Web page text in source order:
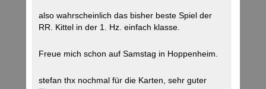
also wahrscheinlich das bisher beste Spiel der
RR. Kittel in der 1. Hz. einfach klasse.
Freue mich schon auf Samstag in Hoppenheim.
stefan thx nochmal für die Karten, sehr guter